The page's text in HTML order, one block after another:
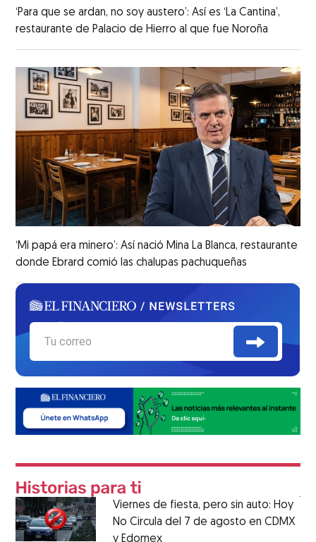
‘Para que se ardan, no soy austero’: Así es ‘La Cantina’,
restaurante de Palacio de Hierro al que fue Noroña
‘Mi papá era minero’: Así nació Mina La Blanca, restaurante
donde Ebrard comió las chalupas pachuqueñas
Viernes de fiesta, pero sin auto: Hoy
No Circula del 7 de agosto en CDMX
y Edomex